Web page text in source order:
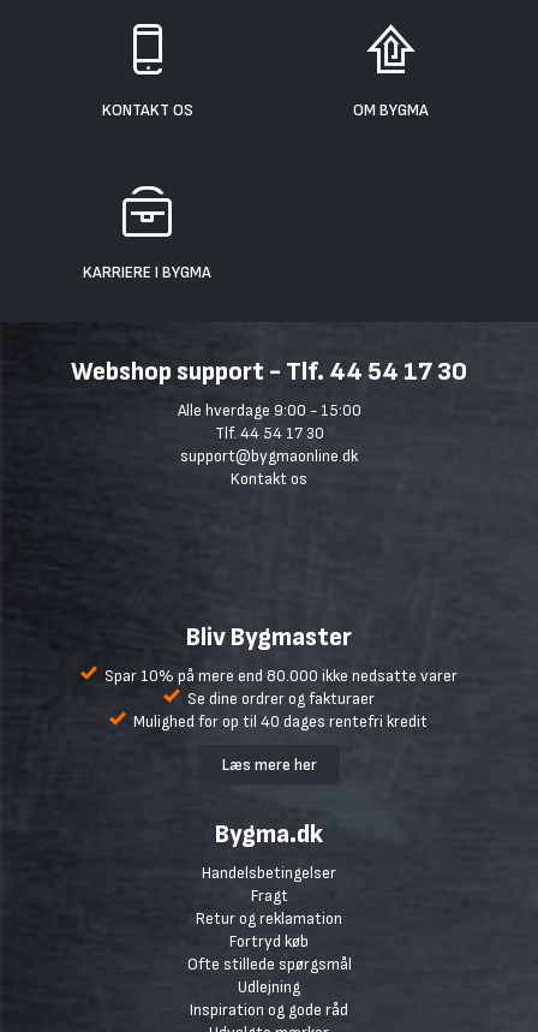
KONTAKT OS OM BYGMA
KARRIERE I BYGMA
Webshop support - Tlf. 44 54 17 30
Alle hverdage 9:00 - 15:00
Tlf. 44 54 17 30
support@bygmaonline.dk
Kontakt os
Bliv Bygmaster
Spar 10% på mere end 80.000 ikke nedsatte varer
Se dine ordrer og fakturaer
Mulighed for op til 40 dages rentefri kredit
Læs mere her
Bygma.dk
Handelsbetingelser
Fragt
Retur og reklamation
Fortryd køb
Ofte stillede spørgsmål
Udlejning
Inspiration og gode råd